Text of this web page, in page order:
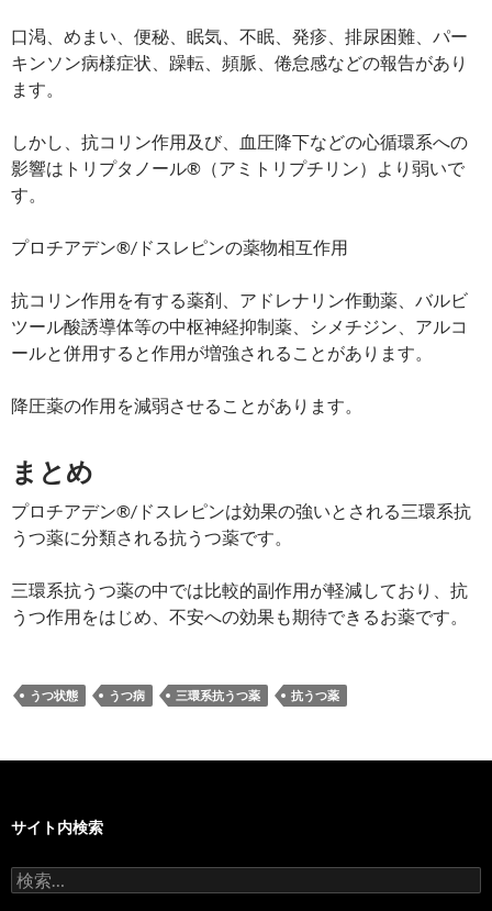
口渇、めまい、便秘、眠気、不眠、発疹、排尿困難、パー
キンソン病様症状、躁転、頻脈、倦怠感などの報告があり
ます。
しかし、抗コリン作用及び、血圧降下などの心循環系への
影響はトリプタノール®（アミトリプチリン）より弱いで
す。
プロチアデン®/ドスレピンの薬物相互作用
抗コリン作用を有する薬剤、アドレナリン作動薬、バルビ
ツール酸誘導体等の中枢神経抑制薬、シメチジン、アルコ
ールと併用すると作用が増強されることがあります。
降圧薬の作用を減弱させることがあります。
まとめ
プロチアデン®/ドスレピンは効果の強いとされる三環系抗
うつ薬に分類される抗うつ薬です。
三環系抗うつ薬の中では比較的副作用が軽減しており、抗
うつ作用をはじめ、不安への効果も期待できるお薬です。
うつ状態 うつ病 三環系抗うつ薬 抗うつ薬
サイト内検索
検
索: